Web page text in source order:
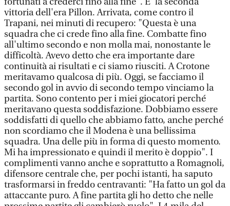
vittoria dell'era Pillon. Arrivata, come contro il
Trapani, nei minuti di recupero: "Questa è una
squadra che ci crede fino alla fine. Combatte fino
all'ultimo secondo e non molla mai, nonostante le
difficoltà. Avevo detto che era importante dare
continuità ai risultati e ci siamo riusciti. A Crotone
meritavamo qualcosa di più. Oggi, se facciamo il
secondo gol in avvio di secondo tempo vinciamo la
partita. Sono contento per i miei giocatori perché
meritavano questa soddisfazione. Dobbiamo essere
soddisfatti di quello che abbiamo fatto, anche perché
non scordiamo che il Modena è una bellissima
squadra. Una delle più in forma di questo momento.
Mi ha impressionato e quindi il merito è doppio". I
complimenti vanno anche e soprattutto a Romagnoli,
difensore centrale che, per pochi istanti, ha saputo
trasformarsi in freddo centravanti: "Ha fatto un gol da
attaccante puro. A fine partita gli ho detto che nelle